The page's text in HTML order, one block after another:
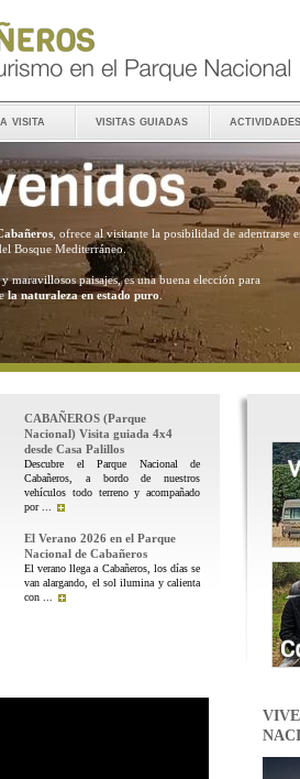
visita visitas guiadas actividades
, ofrece al visitante la posibilidad de adentrarse
Bosque Mediterráneo.
paisajes, es una buena elección para
la naturaleza en estado puro .
CABAÑEROS (Parque
Nacional) Visita guiada 4x4
desde Casa Palillos
Descubre el Parque Nacional de
Cabañeros, a bordo de nuestros
vehículos todo terreno y acompañado
por ...
El Verano 2026 en el Parque
Nacional de Cabañeros
El verano llega a Cabañeros, los días se
van alargando, el sol ilumina y calienta
con ...